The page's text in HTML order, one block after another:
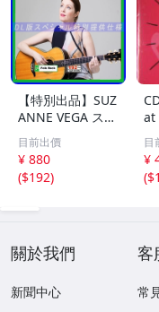
【特別出品】SUZ
ANNE VEGA スザ
ンヌ・ヴェガ 精
選集 100歌 音楽D
L(MP3CD)☆
目前出價
¥ 880
($192)
at
la
目
¥
(
關於我們
新聞中心
客
常